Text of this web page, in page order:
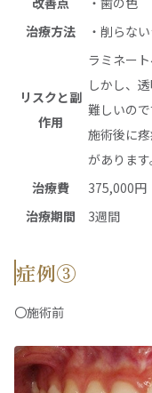
治療方法
・削らな
リスクと副
作用
ラミネー
しかし、
難しいので
施術後に
があります
治療費
375,000円
治療期間
3週間
症例③
〇施術前